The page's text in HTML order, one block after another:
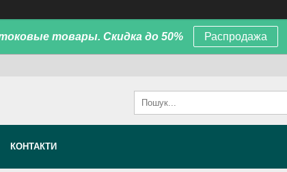
товары. Скидка до 50% Распродажа
КОНТАКТИ